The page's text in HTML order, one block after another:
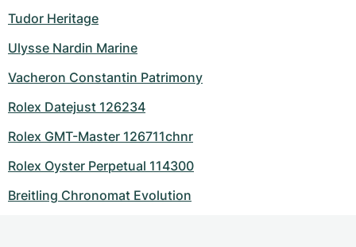
Tudor Heritage
Ulysse Nardin Marine
Vacheron Constantin Patrimony
Rolex Datejust 126234
Rolex GMT-Master 126711chnr
Rolex Oyster Perpetual 114300
Breitling Chronomat Evolution